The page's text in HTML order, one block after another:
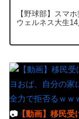
【野球部】スマ
ウェルネス大生
📷【動画】移民受